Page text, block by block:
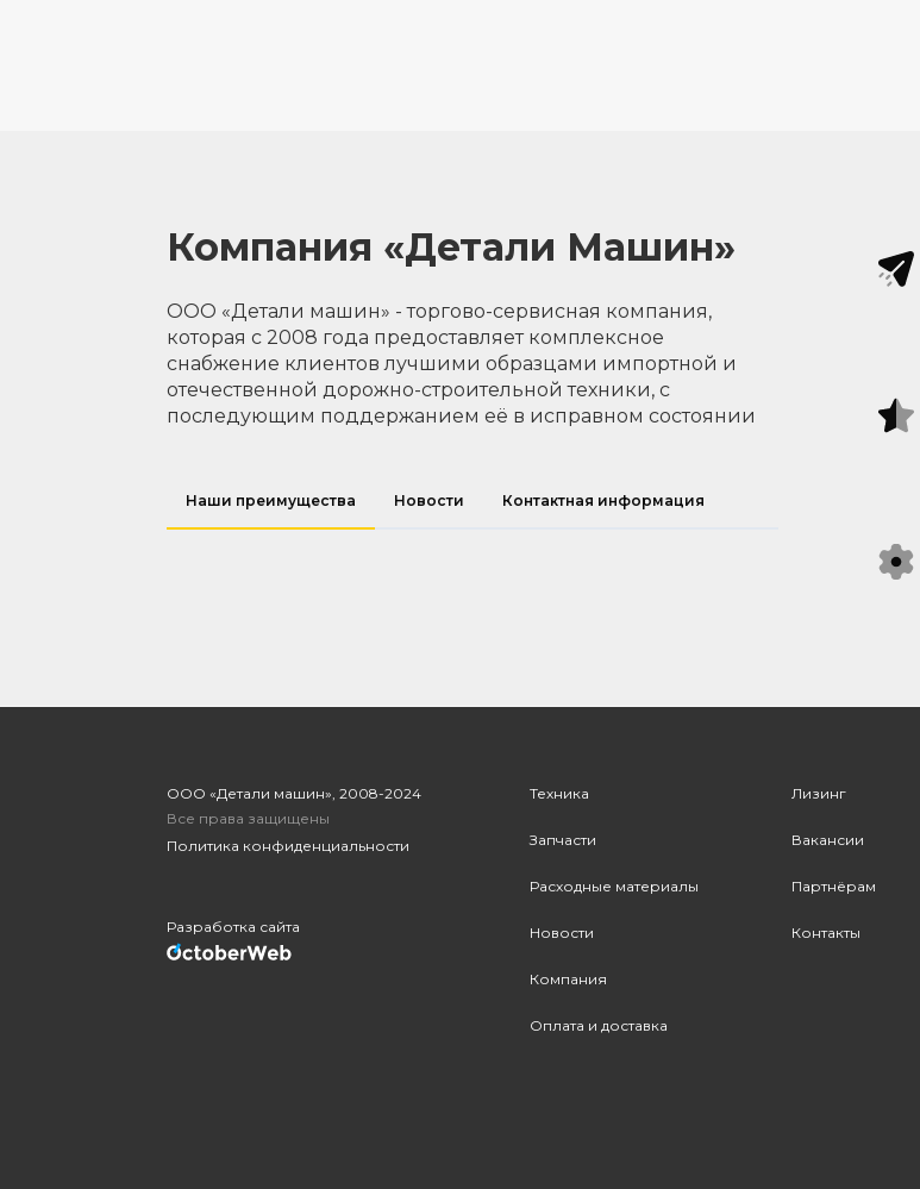
Компания «Детали Машин»
ООО «Детали машин» - торгово-сервисная компания,
которая с 2008 года предоставляет комплексное
снабжение клиентов лучшими образцами импортной и
отечественной дорожно-строительной техники, с
последующим поддержанием её в исправном состоянии
Наши преимущества Новости Контактная информация
ООО «Детали машин», 2008-2024
Все права защищены
Политика конфиденциальности
Разработка сайта
Техника
Запчасти
Расходные материалы
Новости
Компания
Оплата и доставка
Лизинг
Вакансии
Партнёрам
Контакты